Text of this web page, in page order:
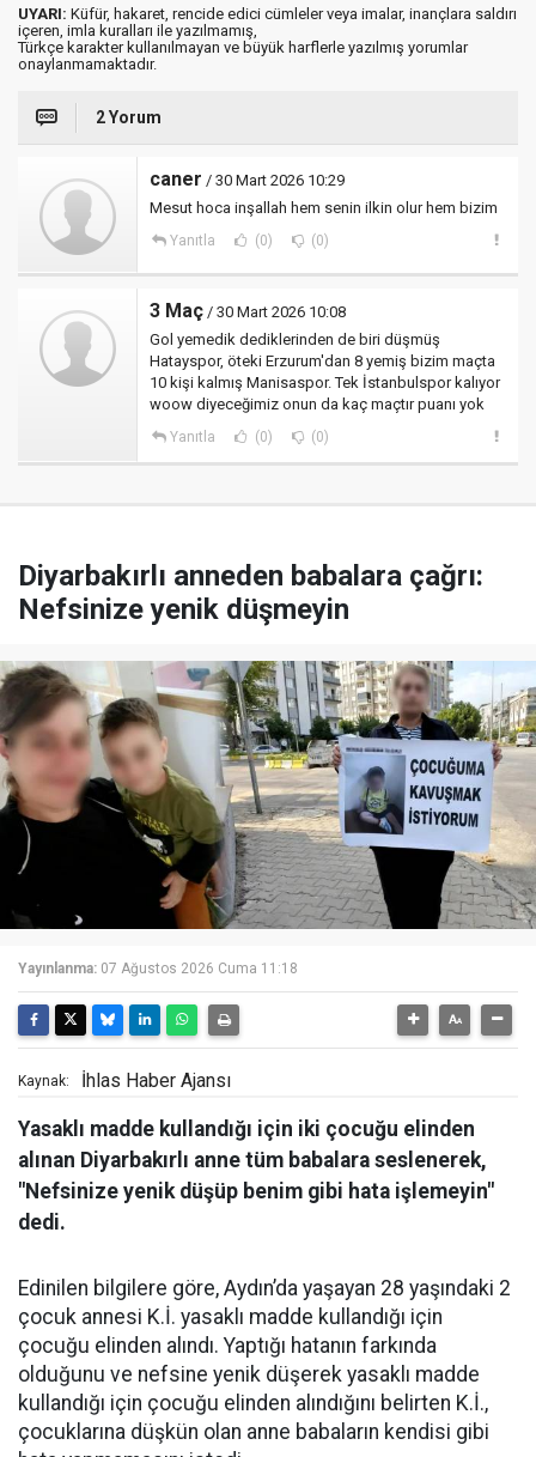
UYARI: Küfür, hakaret, rencide edici cümleler veya imalar, inançlara saldırı
içeren, imla kuralları ile yazılmamış,
Türkçe karakter kullanılmayan ve büyük harflerle yazılmış yorumlar
onaylanmamaktadır.
2 Yorum
caner / 30 Mart 2026 10:29
Mesut hoca inşallah hem senin ilkin olur hem bizim
Yanıtla (0) (0)
3 Maç / 30 Mart 2026 10:08
Gol yemedik dediklerinden de biri düşmüş
Hatayspor, öteki Erzurum'dan 8 yemiş bizim maçta
10 kişi kalmış Manisaspor. Tek İstanbulspor kalıyor
woow diyeceğimiz onun da kaç maçtır puanı yok
Yanıtla (0) (0)
Diyarbakırlı anneden babalara çağrı:
Nefsinize yenik düşmeyin
Yayınlanma: 07 Ağustos 2026 Cuma 11:18
Kaynak: İhlas Haber Ajansı
Yasaklı madde kullandığı için iki çocuğu elinden
alınan Diyarbakırlı anne tüm babalara seslenerek,
"Nefsinize yenik düşüp benim gibi hata işlemeyin"
dedi.
Edinilen bilgilere göre, Aydın’da yaşayan 28 yaşındaki 2
çocuk annesi K.İ. yasaklı madde kullandığı için
çocuğu elinden alındı. Yaptığı hatanın farkında
olduğunu ve nefsine yenik düşerek yasaklı madde
kullandığı için çocuğu elinden alındığını belirten K.İ.,
çocuklarına düşkün olan anne babaların kendisi gibi